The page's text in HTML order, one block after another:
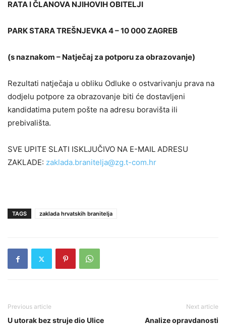
RATA I ČLANOVA NJIHOVIH OBITELJI
PARK STARA TREŠNJEVKA 4 – 10 000 ZAGREB
(s naznakom – Natječaj za potporu za obrazovanje)
Rezultati natječaja u obliku Odluke o ostvarivanju prava na
dodjelu potpore za obrazovanje biti će dostavljeni
kandidatima putem pošte na adresu boravišta ili
prebivališta.
SVE UPITE SLATI ISKLJUČIVO NA E-MAIL ADRESU
ZAKLADE: zaklada.branitelja@zg.t-com.hr
TAGS zaklada hrvatskih branitelja
Previous article
U utorak bez struje dio Ulice
Next article
Analize opravdanosti